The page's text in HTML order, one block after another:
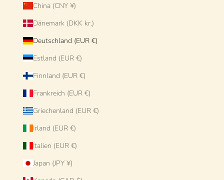
China (CNY ¥)
Dänemark (DKK kr.)
Deutschland (EUR €)
Estland (EUR €)
Finnland (EUR €)
Frankreich (EUR €)
Griechenland (EUR €)
Irland (EUR €)
Italien (EUR €)
Japan (JPY ¥)